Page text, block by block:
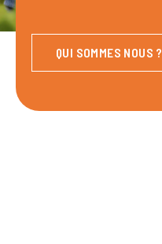
QUI SOMMES NOUS ?